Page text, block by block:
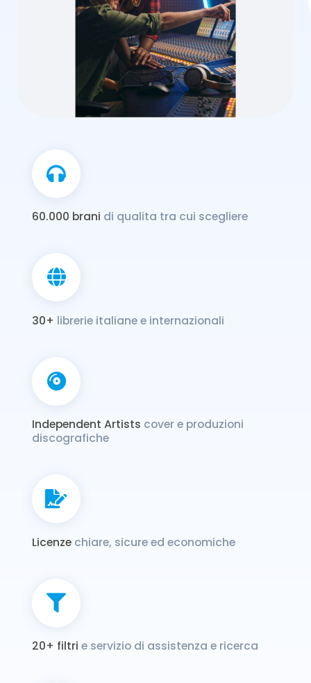
60.000 brani di qualita tra cui scegliere
30+ librerie italiane e internazionali
Independent Artists cover e produzioni
discografiche
Licenze chiare, sicure ed economiche
20+ filtri e servizio di assistenza e ricerca